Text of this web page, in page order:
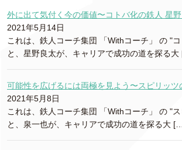
外に出て気付く今の価値〜コトバ化の鉄人 星
2021年5月14日
これは、鉄人コーチ集団 「Withコーチ」 の "
と、星野良太が、キャリアで成功の道を探る
可能性を広げるには両極を見よう〜スピリッツ
2021年5月8日
これは、鉄人コーチ集団 「Withコーチ」 の "
と、泉一也が、キャリアで成功の道を探る大